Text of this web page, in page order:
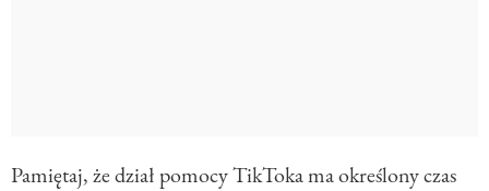
Pamiętaj, że dział pomocy TikToka ma określony czas